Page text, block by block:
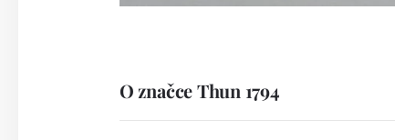
O značce Thun 1794